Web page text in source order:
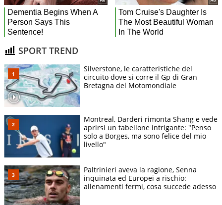
SPORT TREND
Silverstone, le caratteristiche del
circuito dove si corre il Gp di Gran
Bretagna del Motomondiale
Montreal, Darderi rimonta Shang e vede
aprirsi un tabellone intrigante: "Penso
solo a Borges, ma sono felice del mio
livello"
Paltrinieri aveva la ragione, Senna
inquinata ed Europei a rischio:
allenamenti fermi, cosa succede adesso